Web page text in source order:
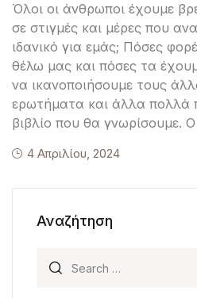
Όλοι οι άνθρωποι έχουμε
σε στιγμές και μέρες που
ιδανικό για εμάς; Πόσες
θέλω μας και πόσες τα
να ικανοποιήσουμε τους
ερωτήματα και άλλα πολλά
βιβλίο που θα γνωρίσουμε.
4 Απριλίου, 2024
Αναζήτηση